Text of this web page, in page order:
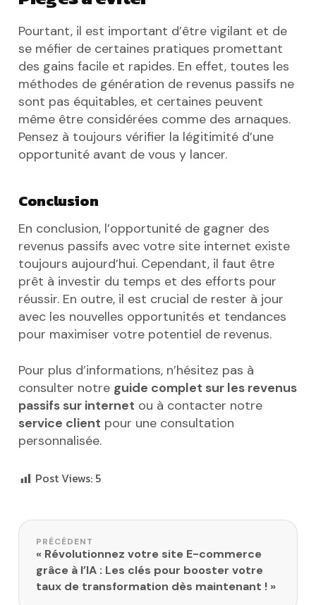
Pourtant, il est important d’être vigilant et de
se méfier de certaines pratiques promettant
des gains facile et rapides. En effet, toutes les
méthodes de génération de revenus passifs ne
sont pas équitables, et certaines peuvent
même être considérées comme des arnaques.
Pensez à toujours vérifier la légitimité d’une
opportunité avant de vous y lancer.
Conclusion
En conclusion, l’opportunité de gagner des
revenus passifs avec votre site internet existe
toujours aujourd’hui. Cependant, il faut être
prêt à investir du temps et des efforts pour
réussir. En outre, il est crucial de rester à jour
avec les nouvelles opportunités et tendances
pour maximiser votre potentiel de revenus.
Pour plus d’informations, n’hésitez pas à
consulter notre guide complet sur les revenus
passifs sur internet ou à contacter notre
service client pour une consultation
personnalisée.
Post Views: 5
Navigation de l’article
PRÉCÉDENT
« Révolutionnez votre site E-commerce
grâce à l’IA : Les clés pour booster votre
taux de transformation dès maintenant ! »